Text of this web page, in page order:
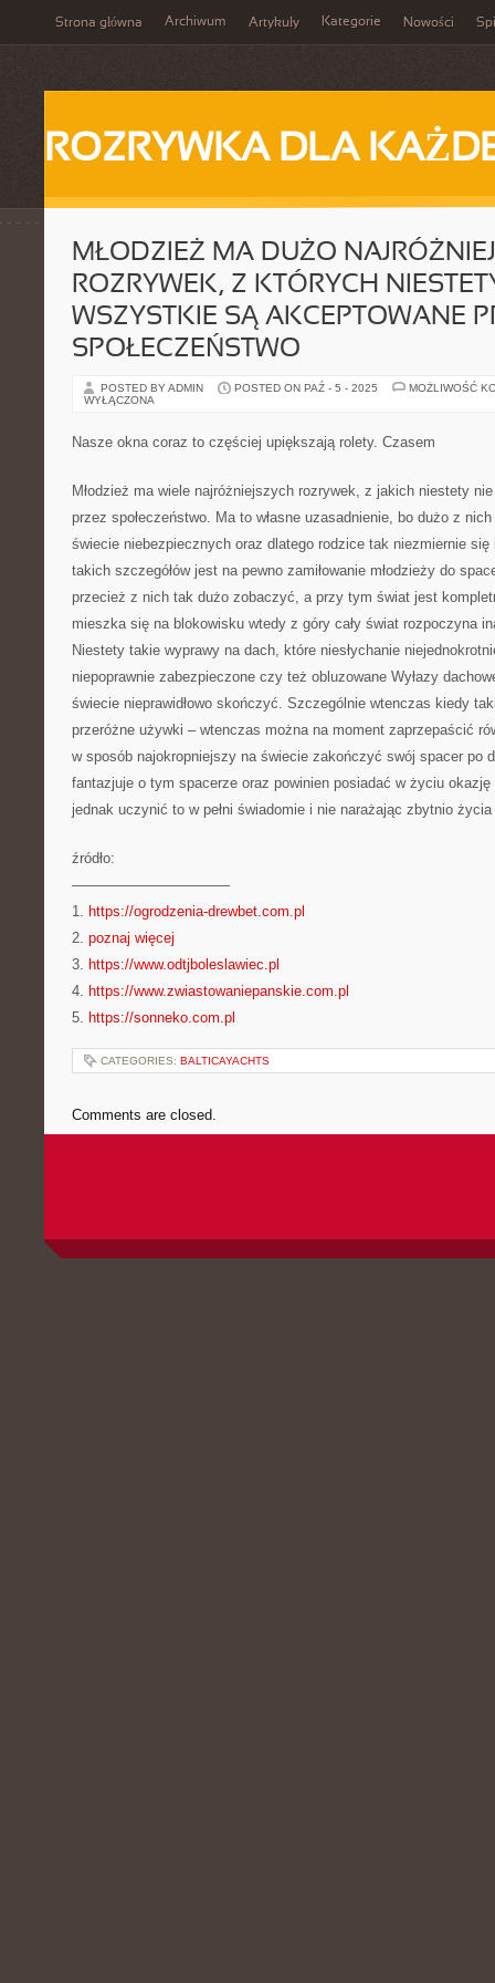
Strona główna Archiwum Artykuły Kategorie Nowości
ROZRYWKA DLA
MŁODZIEŻ MA DUŻO
ROZRYWEK, Z KTÓRYCH
WSZYSTKIE SĄ AKCEPTOWANE
SPOŁECZEŃSTWO
POSTED BY ADMIN POSTED ON PAŹ - 5 - 2025
MOŻLIWOŚĆ
WYŁĄCZONA
Nasze okna coraz to częściej upiększają rolety. Czasem
Młodzież ma wiele najróżniejszych rozrywek, z jakich niestety
przez społeczeństwo. Ma to własne uzasadnienie, bo dużo z
świecie niebezpiecznych oraz dlatego rodzice tak niezmiernie
takich szczegółów jest na pewno zamiłowanie młodzieży do
przecież z nich tak dużo zobaczyć, a przy tym świat jest
mieszka się na blokowisku wtedy z góry cały świat rozpoczyna
Niestety takie wyprawy na dach, które niesłychanie
niepoprawnie zabezpieczone czy też obluzowane Wyłazy
świecie nieprawidłowo skończyć. Szczególnie wtenczas kiedy
przeróżne używki – wtenczas można na moment zaprzepaścić
w sposób najokropniejszy na świecie zakończyć swój spacer po
fantazjuje o tym spacerze oraz powinien posiadać w życiu okazję
jednak uczynić to w pełni świadomie i nie narażając zbytnio
źródło:
———————————
1. https://ogrodzenia-drewbet.com.pl
2. poznaj więcej
3. https://www.odtjboleslawiec.pl
4. https://www.zwiastowaniepanskie.com.pl
5. https://sonneko.com.pl
CATEGORIES: BALTICAYACHTS
Comments are closed.